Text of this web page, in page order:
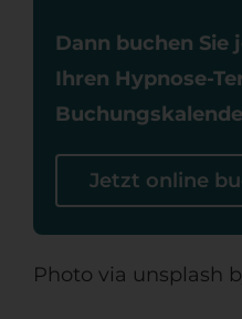
Dann buchen
Ihren Hypnose-
Jetzt online
Photo via unsplash